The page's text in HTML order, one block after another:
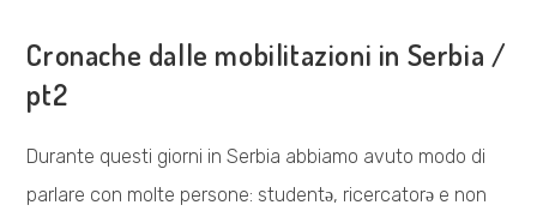
Cronache dalle mobilitazioni in Serbia /
pt2
Durante questi giorni in Serbia abbiamo avuto modo di
parlare con molte persone: studentə, ricercatorə e non